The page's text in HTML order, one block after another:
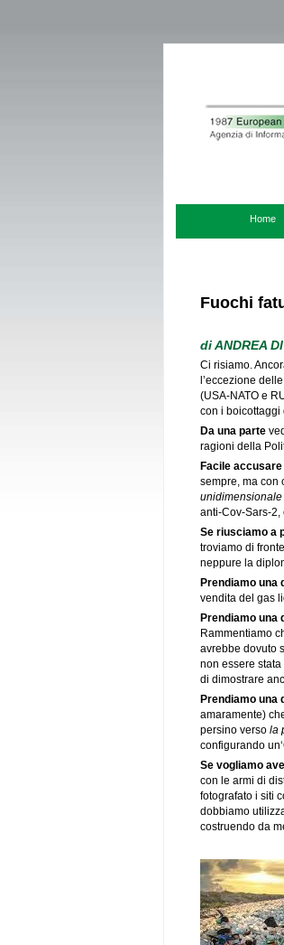
Home
Fuochi
diANDREA
Ci risiamo.
l’eccezione
(USA-NATO e
con i boicottaggi
Da una parte
ragioni della
Facile
sempre, ma con
anti-Cov-Sars-
Se riusciamo a
troviamo di
neppure la
Prendiamo una
vendita del gas
Prendiamo una
Rammentiamo
avrebbe dovuto
non essere
di dimostrare
Prendiamo una
amaramente)
persino verso la
configurando
Se vogliamo
con le armi di
fotografato i siti
dobbiamo
costruendo da